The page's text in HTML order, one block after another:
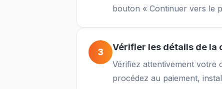
bouton « Continuer vers le
3 Vérifier les détails de la
Vérifiez attentivement votre
procédez au paiement,